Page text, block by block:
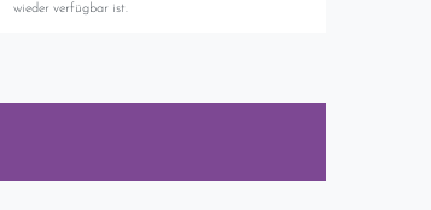
wieder verfügbar ist.